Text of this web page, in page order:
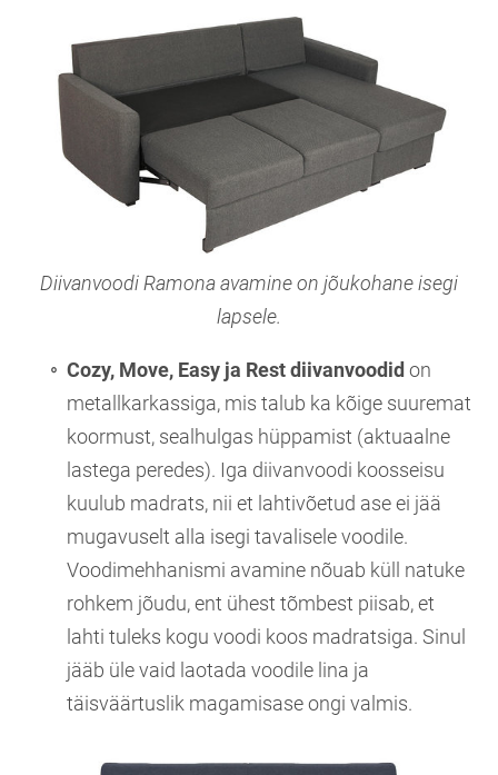
Diivanvoodi Ramona avamine on jõukohane isegi
lapsele.
Cozy, Move, Easy ja Rest diivanvoodid on
metallkarkassiga, mis talub ka kõige suuremat
koormust, sealhulgas hüppamist (aktuaalne
lastega peredes). Iga diivanvoodi koosseisu
kuulub madrats, nii et lahtivõetud ase ei jää
mugavuselt alla isegi tavalisele voodile.
Voodimehhanismi avamine nõuab küll natuke
rohkem jõudu, ent ühest tõmbest piisab, et
lahti tuleks kogu voodi koos madratsiga. Sinul
jääb üle vaid laotada voodile lina ja
täisväärtuslik magamisase ongi valmis.